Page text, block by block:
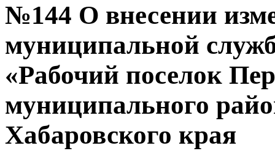
№144 О внесении
муниципальной
«Рабочий поселок
муниципального
Хабаровского края